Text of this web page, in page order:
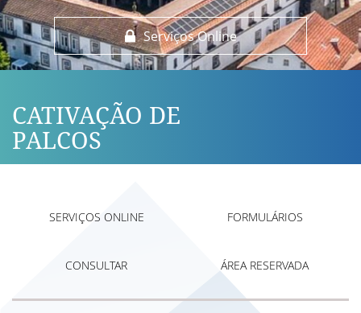
Serviços Online
CATIVAÇÃO DE
PALCOS
SERVIÇOS ONLINE FORMULÁRIOS
CONSULTAR ÁREA RESERVADA